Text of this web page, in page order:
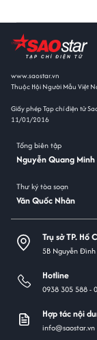
www.saostar.vn
Thuộc Hội Người Mẫu Việt
Giấy phép Tạp chí điện tử
11/01/2016
Tổng biên tập
Nguyễn Quang Minh
Thư ký tòa soạn
Văn Quốc Nhân
Trụ sở TP. Hồ
5B Nguyễn
Hotline
0938 305 588 -
Hợp tác nội
info@saostar.vn